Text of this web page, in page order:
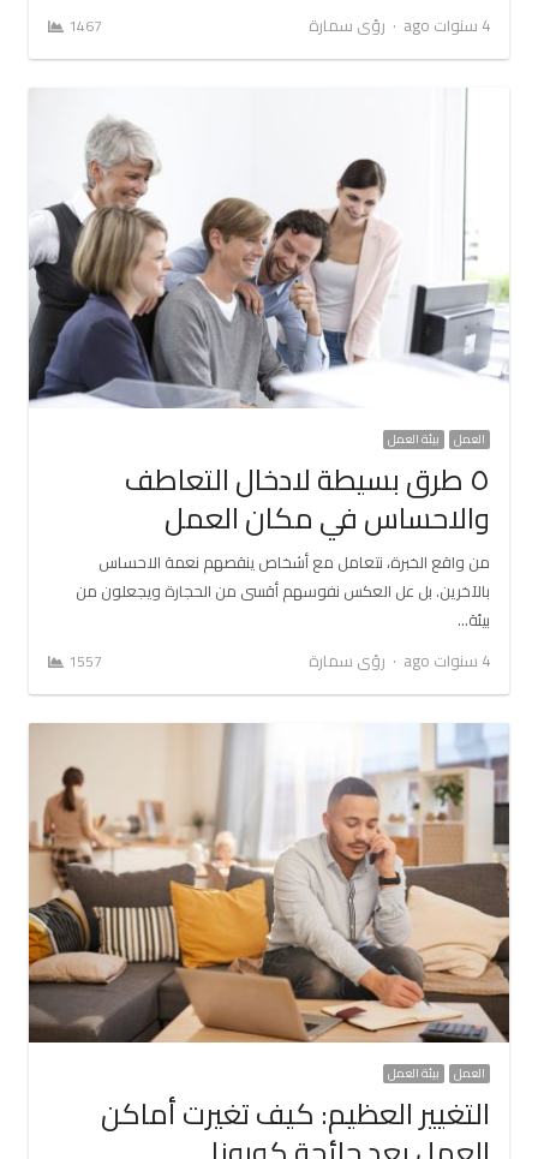
4 سنوات ago
Author
رؤى سمارة 1467
العمل بيئة العمل
٥ طرق بسيطة لادخال التعاطف
والاحساس في مكان العمل
من واقع الخبرة، نتعامل مع أشخاص ينقصهم نعمة الاحساس
بالآخرين. بل عل العكس نفوسهم أقسى من الحجارة ويجعلون من
بيئة…
4 سنوات ago
Author
رؤى سمارة 1557
العمل بيئة العمل
التغيير العظيم: كيف تغيرت أماكن